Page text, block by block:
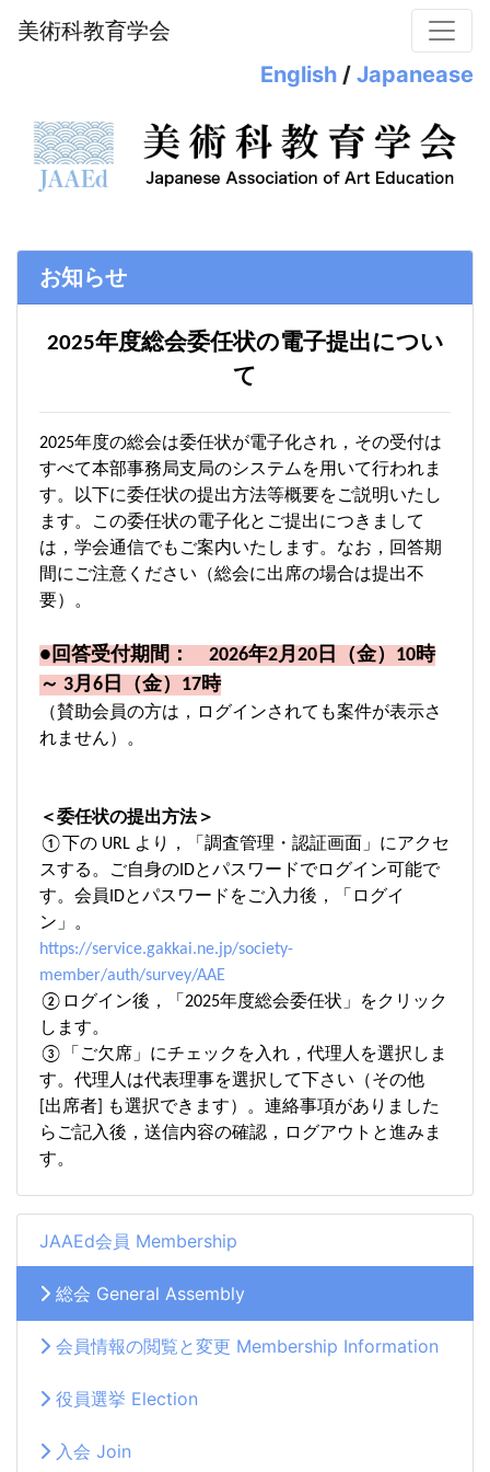
美術科教育学会
English / Japanease
JAAEd会員 Membership
総会 General Assembly
会員情報の閲覧と変更 Membership Information
役員選挙 Election
入会 Join
お知らせ
2025年度総会委任状の電子提出につい
て
2025年度の総会は委任状が電子化され，その受付は
すべて本部事務局支局のシステムを用いて行われま
す。以下に委任状の提出方法等概要をご説明いたし
ます。この委任状の電子化とご提出につきまして
は，学会通信でもご案内いたします。なお，回答期
間にご注意ください（総会に出席の場合は提出不
要）。
●回答受付期間： 2026年2月20日（金）10時
～ 3月6日（金）17時
（賛助会員の方は，ログインされても案件が表示さ
れません）。
＜委任状の提出方法＞
①下の URL より，「調査管理・認証画面」にアクセ
スする。ご自身のIDとパスワードでログイン可能で
す。会員IDとパスワードをご入力後，「ログイ
ン」。
https://service.gakkai.ne.jp/society-
member/auth/survey/AAE
②ログイン後，「2025年度総会委任状」をクリック
します。
③「ご欠席」にチェックを入れ，代理人を選択しま
す。代理人は代表理事を選択して下さい（その他
[出席者] も選択できます）。連絡事項がありました
らご記入後，送信内容の確認，ログアウトと進みま
す。